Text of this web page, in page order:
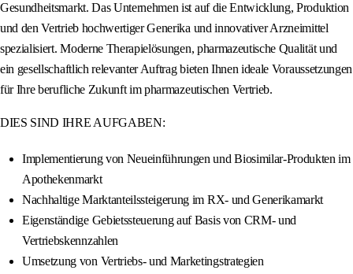
Gesundheitsmarkt. Das Unternehmen ist auf die Entwicklung, Produktion
und den Vertrieb hochwertiger Generika und innovativer Arzneimittel
spezialisiert. Moderne Therapielösungen, pharmazeutische Qualität und
ein gesellschaftlich relevanter Auftrag bieten Ihnen ideale Voraussetzungen
für Ihre berufliche Zukunft im pharmazeutischen Vertrieb.
DIES SIND IHRE AUFGABEN:
Implementierung von Neueinführungen und Biosimilar-Produkten im
Apothekenmarkt
Nachhaltige Marktanteilssteigerung im RX- und Generikamarkt
Eigenständige Gebietssteuerung auf Basis von CRM- und
Vertriebskennzahlen
Umsetzung von Vertriebs- und Marketingstrategien